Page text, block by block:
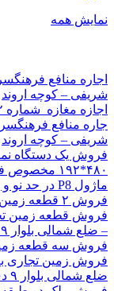
نمایش همه
اجاره منافع
شریفی – کوچه اروند
اجازه مغازه شماره ۴۲ مجتمع تجاری تفریحی نگین شهرداری
جاره منافع
شریفی – کوچه اروند
فروش یک دستگاه
ماژول P8 در حد نو و با استهلاک و کارکرد بسیار کم
فروش ۲ قطعه زمین واقع در بندرماهشهر- انتهای فاز ۳
– ضلع شمالی بلوار ۹ دی به مساحت ۲۰۰۷.۹۹ مترمربع
فروش سه قطعه زمین
ضلع شمالی بلوار ۹ دی به مساحت ۲۰۰۷.۹۹ مترمربع